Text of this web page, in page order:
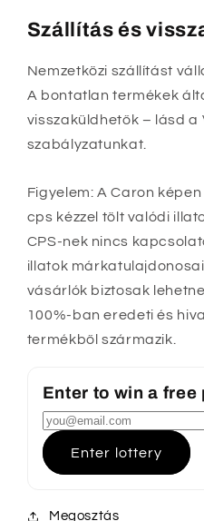
Szállítás és
Nemzetközi szállítást
A bontatlan termékek
visszaküldhetők – lásd a
szabályzatunkat.
Figyelem: A Caron
cps kézzel tölt valódi
CPS-nek nincs
illatok
vásárlók biztosak
100%-ban eredeti és
termékből származik.
Enter to win a free
Enter lottery
Megosztás